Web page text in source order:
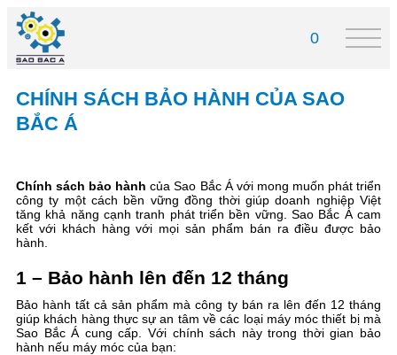
0
CHÍNH SÁCH BẢO HÀNH CỦA SAO
BẮC Á
Chính sách bảo hành của Sao Bắc Á với mong muốn phát triển
công ty một cách bền vững đồng thời giúp doanh nghiệp Việt
tăng khả năng cạnh tranh phát triển bền vững. Sao Bắc Á cam
kết với khách hàng với mọi sản phẩm bán ra điều được bảo
hành.
1 – Bảo hành lên đến 12 tháng
Bảo hành tất cả sản phẩm mà công ty bán ra lên đến 12 tháng
giúp khách hàng thực sự an tâm về các loại máy móc thiết bị mà
Sao Bắc Á cung cấp. Với chính sách này trong thời gian bảo
hành nếu máy móc của bạn: